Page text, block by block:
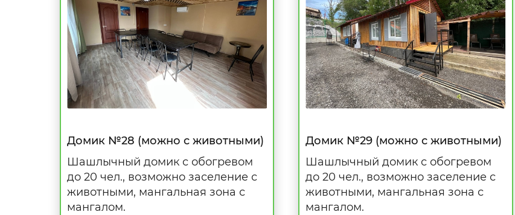
Домик №28 (можно с животными)
Шашлычный домик с обогревом
до 20 чел., возможно заселение с
животными, мангальная зона с
мангалом.
Домик №29 (можно с животными)
Шашлычный домик с обогревом
до 20 чел., возможно заселение с
животными, мангальная зона с
мангалом.